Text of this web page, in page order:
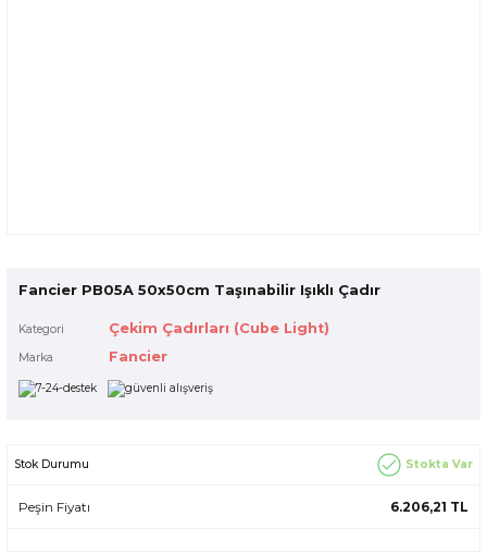
Fancier PB05A 50x50cm Taşınabilir Işıklı Çadır
Kategori Çekim Çadırları (Cube Light)
Marka Fancier
Stok Durumu Stokta Var
Peşin Fiyatı 6.206,21 TL